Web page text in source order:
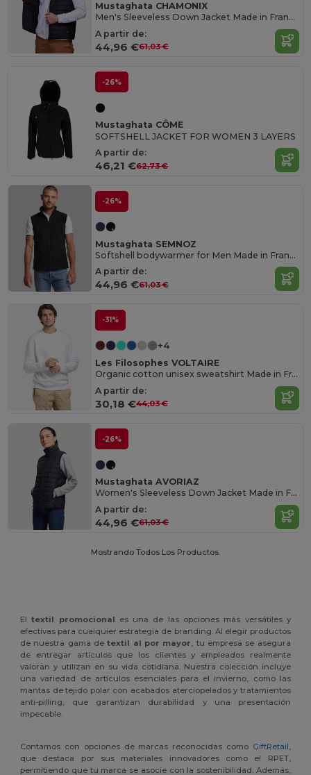
Mustaghata CHAMONIX
Men's Sleeveless Down Jacket Made in France
A partir de:
44,96 €61,03 €
-26%
Mustaghata CÔME
SOFTSHELL JACKET FOR WOMEN 3 LAYERS
A partir de:
46,21 €62,73 €
-26%
Mustaghata SEMNOZ
Softshell bodywarmer for Men Made in France
A partir de:
44,96 €61,03 €
-31%
+4
Les Filosophes VOLTAIRE
Organic cotton unisex sweatshirt Made in France
A partir de:
30,18 €44,03 €
-26%
Mustaghata AVORIAZ
Women's Sleeveless Down Jacket Made in France
A partir de:
44,96 €61,03 €
Mostrando Todos Los Productos.
Eltextil promocional es una de las opciones más versátiles y
efectivas para cualquier estrategia de branding. Al elegir productos
de nuestra gama detextil al por mayor, tu empresa se asegura
de entregar artículos que los clientes y empleados realmente
valoran y utilizan en su vida cotidiana. Nuestra colección incluye
una variedad de artículos esenciales para el invierno, como las
mantas de tejido polar con acabados aterciopelados y tratamientos
anti-pilling, que garantizan durabilidad y una presentación
impecable.
Contamos con opciones de marcas reconocidas como GiftRetail,
que destaca por sus materiales innovadores como el RPET,
permitiendo que tu marca se asocie con la sostenibilidad. Además,